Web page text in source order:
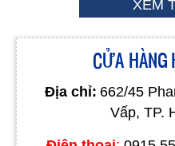
XEM
CỬA HÀNG
Địa chỉ: 662/45
Vấp, TP.